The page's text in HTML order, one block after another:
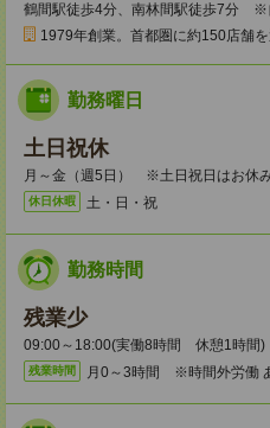
鶴間駅徒歩4分、南林間駅徒歩7分 ※
1979年創業。首都圏に約150店舗
勤務曜日
土日祝休
月～金（週5日） ※土日祝日はお休
休日休暇 土・日・祝
勤務時間
残業少
09:00～18:00(実働8時間 休憩1時間)
残業時間 月0～3時間 ※時間外労働